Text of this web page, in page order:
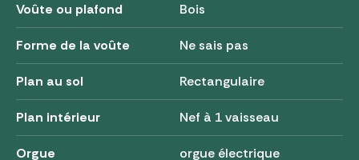
Voûte ou plafond Bois
Forme de la voûte Ne sais pas
Plan au sol Rectangulaire
Plan intérieur Nef à 1 vaisseau
Orgue
orgue électrique